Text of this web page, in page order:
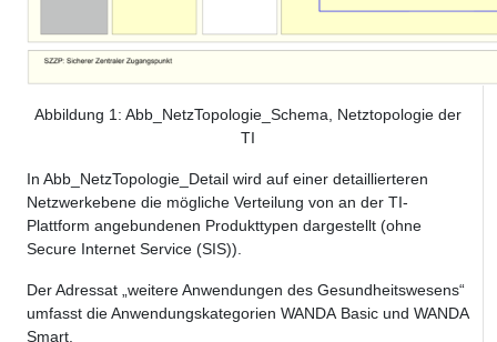
Abbildung 1: Abb_NetzTopologie_Schema, Netztopologie der
TI
In Abb_NetzTopologie_Detail wird auf einer detaillierteren
Netzwerkebene die mögliche Verteilung von an der TI-
Plattform angebundenen Produkttypen dargestellt (ohne
Secure Internet Service (SIS)).
Der Adressat „weitere Anwendungen des Gesundheitswesens“
umfasst die Anwendungskategorien WANDA Basic und WANDA
Smart.